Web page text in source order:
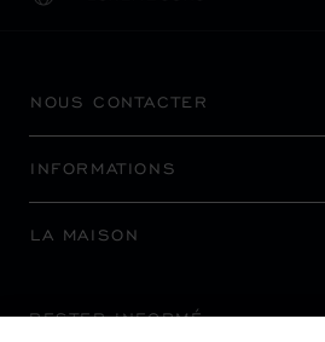
NOUS CONTACTER
INFORMATIONS
LA MAISON
RESTER INFORMÉ